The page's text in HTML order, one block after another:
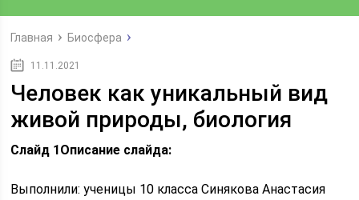
Главная Биосфера
11.11.2021
Человек как уникальный вид
живой природы, биология
Слайд 1Описание слайда:
Выполнили: ученицы 10 класса Синякова Анастасия